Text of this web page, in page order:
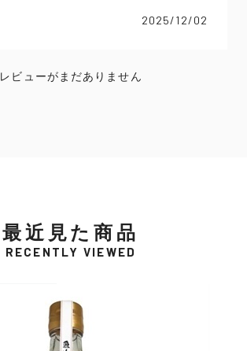
2025/12/02
レビューがまだありません
最近見た商品
RECENTLY VIEWED